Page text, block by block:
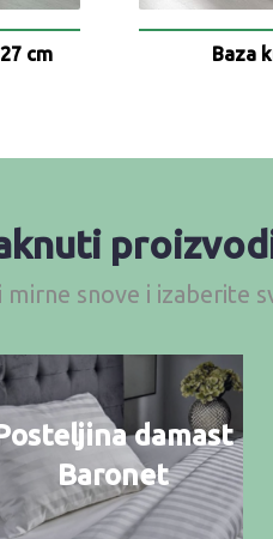
cm Baza
snove i izaberite
damast
Baronet